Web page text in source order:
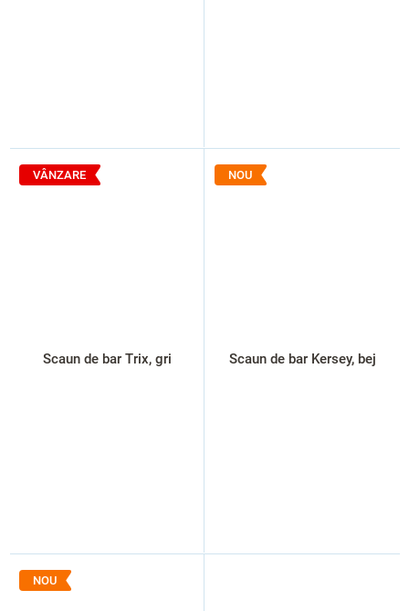
VÂNZARE
Scaun de bar Trix, gri
NOU
Scaun de bar Kersey, bej
NOU